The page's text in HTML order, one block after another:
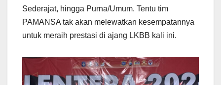
Sederajat, hingga Purna/Umum. Tentu tim
PAMANSA tak akan melewatkan kesempatannya
untuk meraih prestasi di ajang LKBB kali ini.